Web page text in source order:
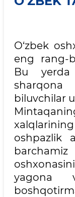
O‘zbek
eng rang-
Bu
biluvchilar
oshpazlik
yagona